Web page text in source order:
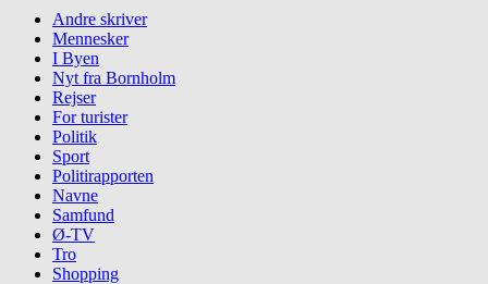
Andre skriver
Mennesker
I Byen
Nyt fra Bornholm
Rejser
For turister
Politik
Sport
Politirapporten
Navne
Samfund
Ø-TV
Tro
Shopping